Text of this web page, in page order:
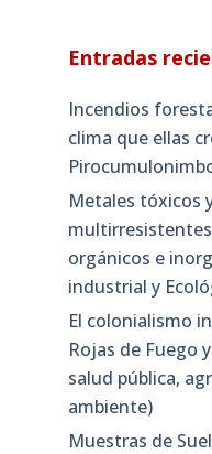
Entradas
Incendios
clima que ellas
Metales tóxicos
orgánicos e
industrial y
El colonialismo
Rojas de Fuego
salud pública,
ambiente)
Muestras de